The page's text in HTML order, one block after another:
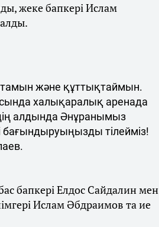
жеке бапкері Ислам
және құттықтаймын.
халықаралық аренада
алдында Әнұранымыз
бағындыруыңызды тілейміз!
бапкері Елдос Сайдалин мен
Ислам Әбдраимов та ие